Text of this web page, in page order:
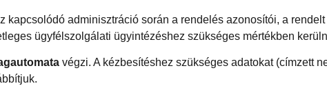
adminisztráció során a rendelés azonosítói, a
ügyfélszolgálati ügyintézéshez szükséges mértékben
végzi. A kézbesítéshez szükséges adatokat (címzett